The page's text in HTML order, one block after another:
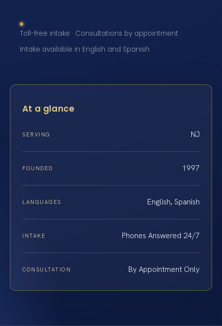
Toll-free intake · Consultations by appointment ·
Intake available in English and Spanish
At a glance
SERVING NJ
FOUNDED 1997
LANGUAGES English, Spanish
INTAKE Phones Answered 24/7
CONSULTATION By Appointment Only